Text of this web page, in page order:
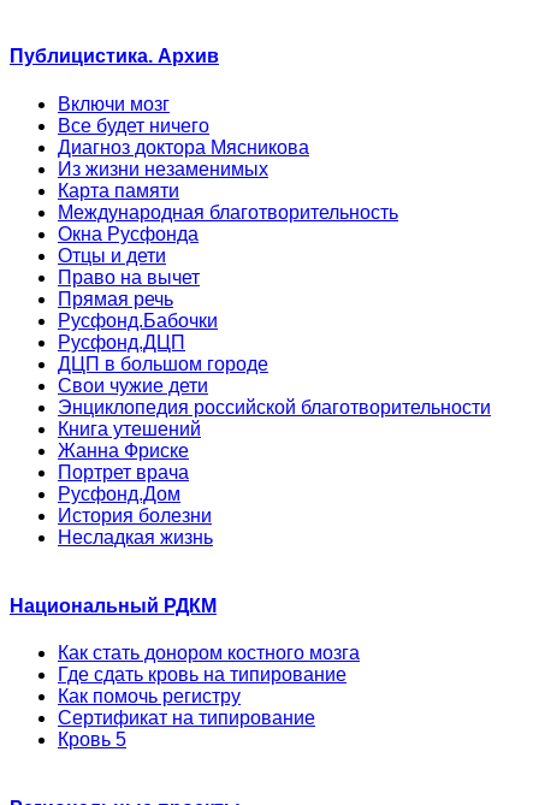
Публицистика. Архив
Включи мозг
Все будет ничего
Диагноз доктора Мясникова
Из жизни незаменимых
Карта памяти
Международная благотворительность
Окна Русфонда
Отцы и дети
Право на вычет
Прямая речь
Русфонд.Бабочки
Русфонд.ДЦП
ДЦП в большом городе
Свои чужие дети
Энциклопедия российской благотворительности
Книга утешений
Жанна Фриске
Портрет врача
Русфонд.Дом
История болезни
Несладкая жизнь
Национальный РДКМ
Как стать донором костного мозга
Где сдать кровь на типирование
Как помочь регистру
Сертификат на типирование
Кровь 5